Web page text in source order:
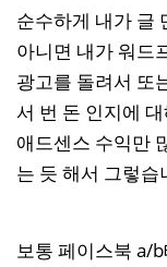
순수하게 내가 글
아니면 내가 워드
광고를 돌려서 또
서 번 돈 인지에
애드센스 수익만
는 듯 해서 그렇습
보통 페이스북 a/